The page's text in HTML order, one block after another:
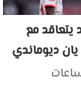
يتعاقد مع
يان ديوماندي